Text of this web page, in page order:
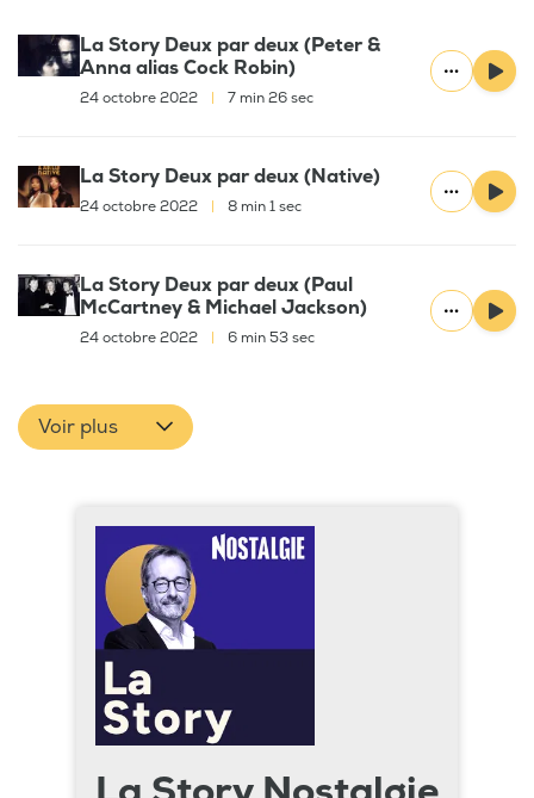
La Story Deux par deux (Peter &
Anna alias Cock Robin)
24 octobre 2022 7 min 26 sec
La Story Deux par deux (Native)
24 octobre 2022 8 min 1 sec
La Story Deux par deux (Paul
McCartney & Michael Jackson)
24 octobre 2022 6 min 53 sec
Voir plus